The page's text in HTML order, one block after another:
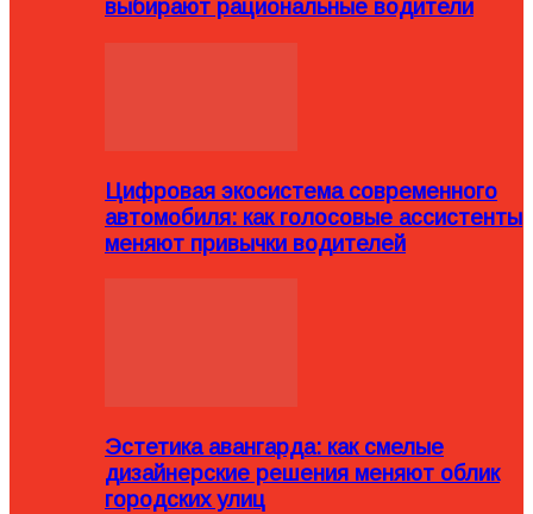
выбирают рациональные водители
Цифровая экосистема современного
автомобиля: как голосовые ассистенты
меняют привычки водителей
Эстетика авангарда: как смелые
дизайнерские решения меняют облик
городских улиц